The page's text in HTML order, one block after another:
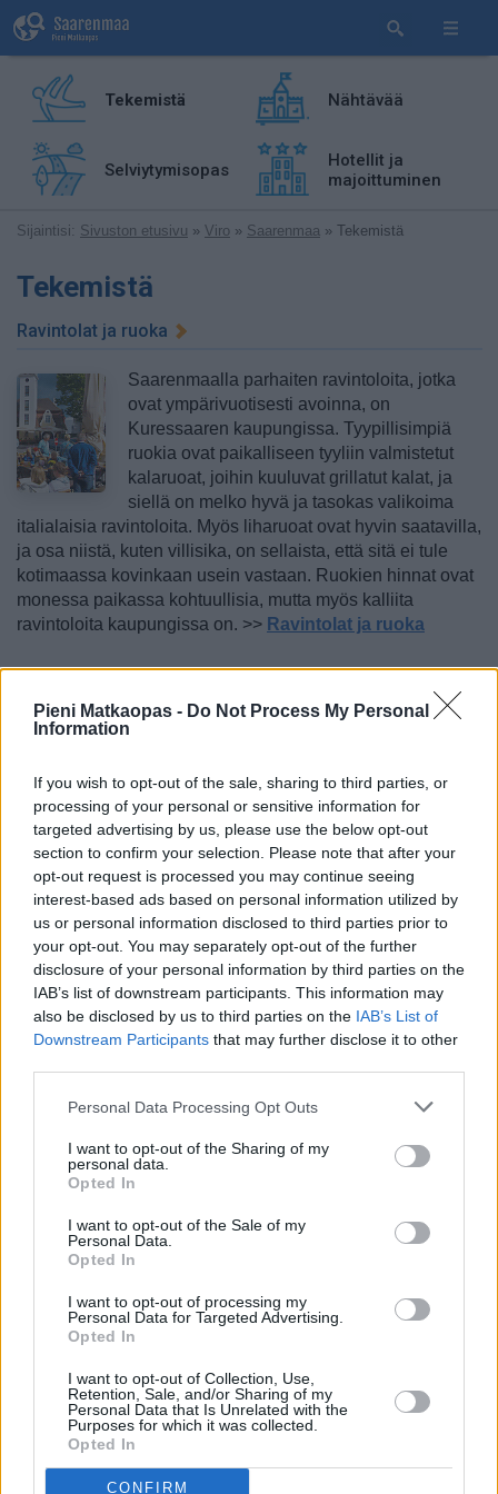
Pieni Matkaopas - Do Not Process My Personal
Information
If you wish to opt-out of the sale, sharing to third parties, or
processing of your personal or sensitive information for
targeted advertising by us, please use the below opt-out
section to confirm your selection. Please note that after your
opt-out request is processed you may continue seeing
interest-based ads based on personal information utilized by
us or personal information disclosed to third parties prior to
your opt-out. You may separately opt-out of the further
disclosure of your personal information by third parties on the
IAB’s list of downstream participants. This information may
also be disclosed by us to third parties on the IAB’s List of
Downstream Participants that may further disclose it to other
Personal Data Processing Opt Outs
I want to opt-out of the Sharing of my
personal data.
Opted In
I want to opt-out of the Sale of my
Personal Data.
Opted In
I want to opt-out of processing my
Personal Data for Targeted Advertising.
Opted In
I want to opt-out of Collection, Use,
Retention, Sale, and/or Sharing of my
Personal Data that Is Unrelated with the
Purposes for which it was collected.
Opted In
CONFIRM
Tekemistä Nähtävää
Selviytymisopas
Hotellit ja
majoittuminen
Sijaintisi: Sivuston etusivu » Viro » Saarenmaa » Tekemistä
Tekemistä
Ravintolat ja ruoka
Saarenmaalla parhaiten ravintoloita, jotka
ovat ympärivuotisesti avoinna, on
Kuressaaren kaupungissa. Tyypillisimpiä
ruokia ovat paikalliseen tyyliin valmistetut
kalaruoat, joihin kuuluvat grillatut kalat, ja
siellä on melko hyvä ja tasokas valikoima
italialaisia ravintoloita. Myös liharuoat ovat hyvin saatavilla,
ja osa niistä, kuten villisika, on sellaista, että sitä ei tule
kotimaassa kovinkaan usein vastaan. Ruokien hinnat ovat
monessa paikassa kohtuullisia, mutta myös kalliita
ravintoloita kaupungissa on. >> Ravintolat ja ruoka
Teksti jatkuu ilmoituksen jälkeen
Ostokset, shoppailualueet ja hintataso
tehdä kaikenlaisia ostoksia. Siellä on useita
elintarvikeliikkeitä, apteekkeja,
tuoreimpia elintarvikkeita. Kaupat ja etenkin
valintamyymälät ovat varsin hyvin avoinna,
ja valintamyymälät ovat avoinna seitsemänä päivänä
viikossa. Paikallisesti tuotetut käsityöt ja taide ovat hyviä
ostoksia täällä. Lasitavara, dolomiitista valmistetut astiat,
saippuat, kiviesineet ja koristeet ovat kaikki hyvin esillä.
Ostokset, shoppailualueet ja hintataso
Tapahtumat, kulttuuri ja muu ajanviete
Saarenmaan suurimpia vetonauloja ovat